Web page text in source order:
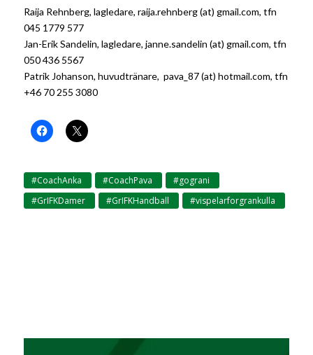
Raija Rehnberg, lagledare, raija.rehnberg (at) gmail.com, tfn
045 1779 577
Jan-Erik Sandelin, lagledare, janne.sandelin (at) gmail.com, tfn
050 436 5567
Patrik Johanson, huvudtränare, pava_87 (at) hotmail.com, tfn
+46 70 255 3080
#CoachAnka #CoachPava #gograni
#GrIFKDamer #GrIFKHandball #vispelarforgrankulla